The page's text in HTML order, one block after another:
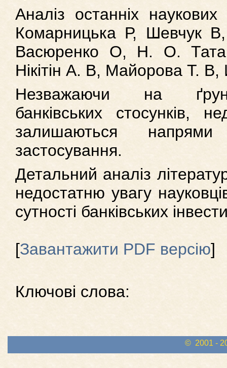
Аналіз останніх наукових
Комарницька Р, Шевчук
Васюренко О, Н. О.
Нікітін А. В, Майорова Т.
Незважаючи на
банківських стосунків,
залишаються
застосування.
Детальний аналіз
недостатню увагу
сутності банківських
[Завантажити PDF версію]
Ключові слова:
© 2001 -